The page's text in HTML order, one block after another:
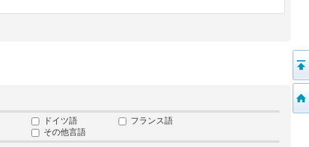
ドイツ語
フランス語
その他言語